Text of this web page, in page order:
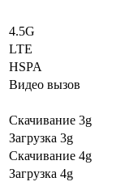
4.5G
LTE
HSPA
Видео вызов
Скачивание 3g
Загрузка 3g
Скачивание 4g
Загрузка 4g